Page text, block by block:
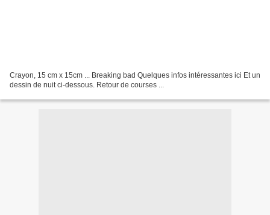
Crayon, 15 cm x 15cm ... Breaking bad Quelques infos intéressantes ici Et un
dessin de nuit ci-dessous. Retour de courses ...